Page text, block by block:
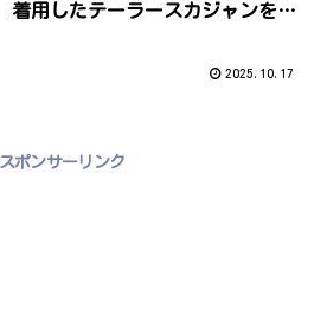
着用したテーラースカジャンを調
2025.10.17
スポンサーリンク